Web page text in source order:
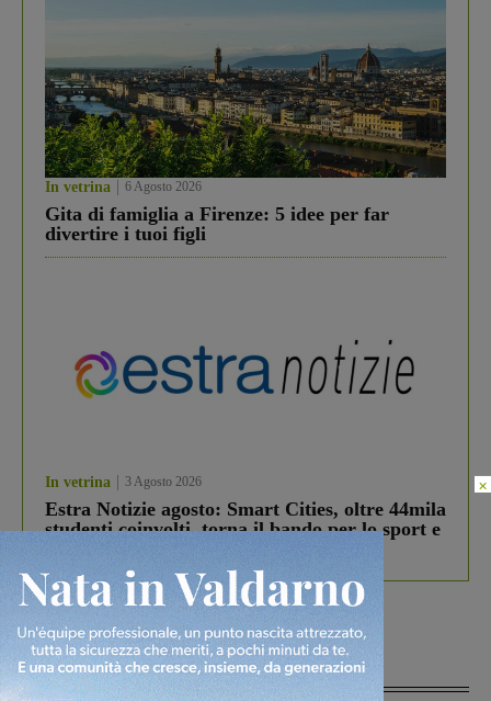
In vetrina 6 Agosto 2026
Gita di famiglia a Firenze: 5 idee per far
divertire i tuoi figli
In vetrina 3 Agosto 2026
Estra Notizie agosto: Smart Cities, oltre 44mila
studenti coinvolti, torna il bando per lo sport e
Più lette
×